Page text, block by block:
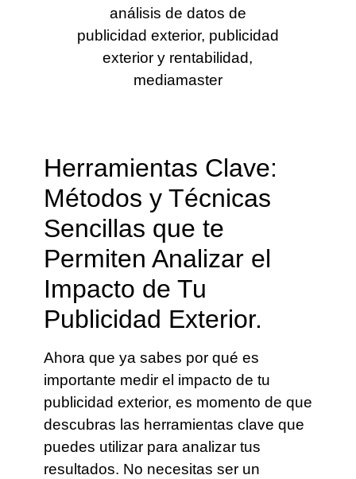
Herramientas Clave:
Métodos y Técnicas
Sencillas que te
Permiten Analizar el
Impacto de Tu
Publicidad Exterior.
Ahora que ya sabes por qué es
importante medir el impacto de tu
publicidad exterior, es momento de que
descubras las herramientas clave que
puedes utilizar para analizar tus
resultados. No necesitas ser un